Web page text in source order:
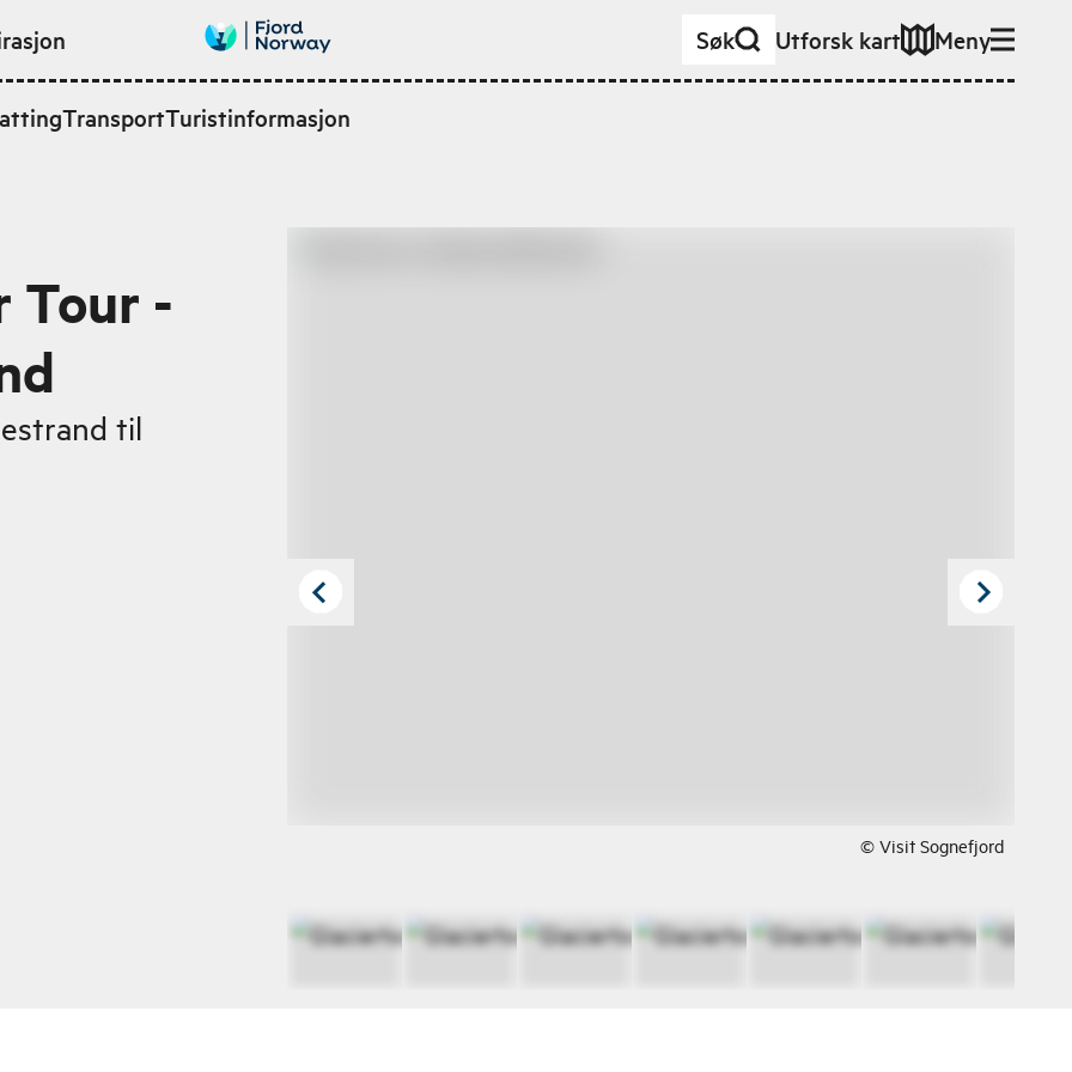
TransportTuristinformasjon
Søk Utforsk kart Meny
Tour -
til
© Visit Sognefjord